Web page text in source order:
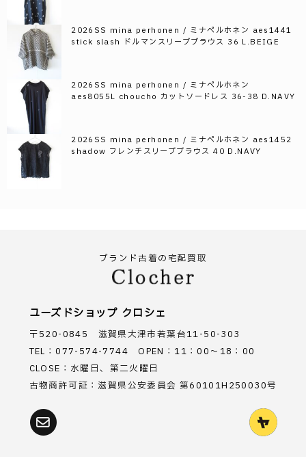
2026SS mina perhonen / ミナペルホネン aes1441
stick slash ドルマンスリーブブラウス 36 L.BEIGE
2026SS mina perhonen / ミナペルホネン
aes8055L choucho カットソードレス 36-38 D.NAVY
2026SS mina perhonen / ミナペルホネン aes1452
shadow フレンチスリーブブラウス 40 D.NAVY
ブランド古着の宅配買取
ユーズドショップ クロシェ
〒520-0845 滋賀県大津市若葉台11-50-303
TEL：077-574-7744 OPEN：11：00～18：00
CLOSE：水曜日、第二火曜日
古物商許可証：滋賀県公安委員会 第60101H250030号